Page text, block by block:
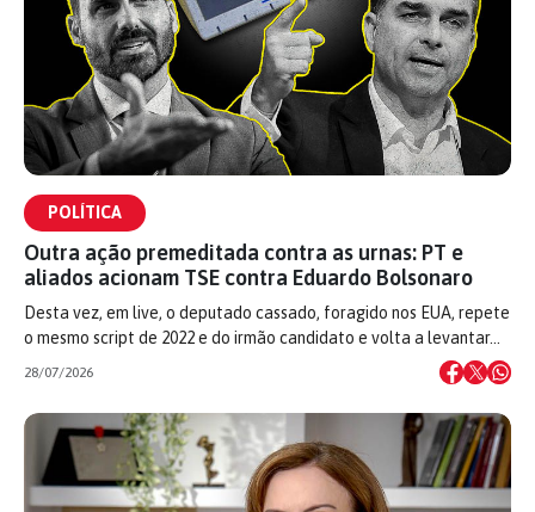
POLÍTICA
Outra ação premeditada contra as urnas: PT e
aliados acionam TSE contra Eduardo Bolsonaro
Desta vez, em live, o deputado cassado, foragido nos EUA, repete
o mesmo script de 2022 e do irmão candidato e volta a levantar…
28/07/2026